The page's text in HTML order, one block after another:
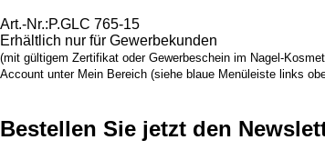
Art.-Nr.:P.GLC 765-15
Erhältlich nur für Gewerbekunden
(mit gültigem Zertifikat oder Gewerbeschein im Nagel-
Account unter Mein Bereich (siehe blaue Menüleiste links
Bestellen Sie jetzt den